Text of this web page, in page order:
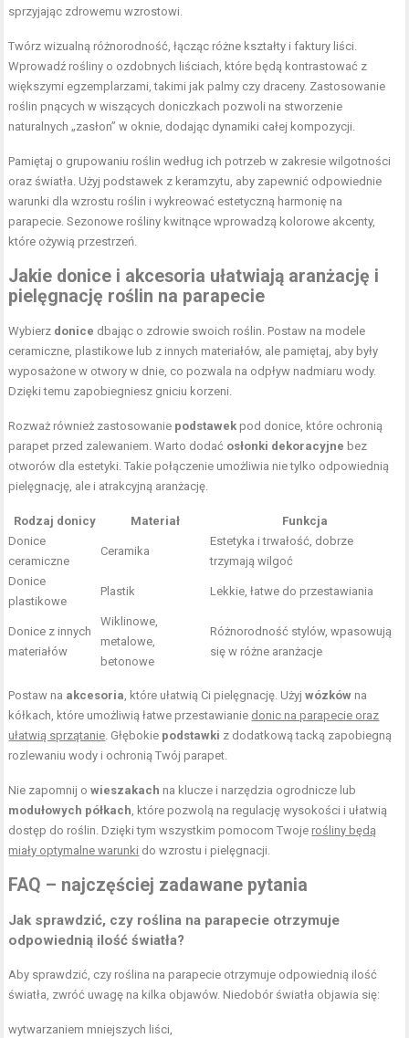
sprzyjając zdrowemu wzrostowi.
Twórz wizualną różnorodność, łącząc różne kształty i faktury liści.
Wprowadź rośliny o ozdobnych liściach, które będą kontrastować z
większymi egzemplarzami, takimi jak palmy czy draceny. Zastosowanie
roślin pnących w wiszących doniczkach pozwoli na stworzenie
naturalnych „zasłon” w oknie, dodając dynamiki całej kompozycji.
Pamiętaj o grupowaniu roślin według ich potrzeb w zakresie wilgotności
oraz światła. Użyj podstawek z keramzytu, aby zapewnić odpowiednie
warunki dla wzrostu roślin i wykreować estetyczną harmonię na
parapecie. Sezonowe rośliny kwitnące wprowadzą kolorowe akcenty,
które ożywią przestrzeń.
Jakie donice i akcesoria ułatwiają aranżację i
pielęgnację roślin na parapecie
Wybierz donice dbając o zdrowie swoich roślin. Postaw na modele
ceramiczne, plastikowe lub z innych materiałów, ale pamiętaj, aby były
wyposażone w otwory w dnie, co pozwala na odpływ nadmiaru wody.
Dzięki temu zapobiegniesz gniciu korzeni.
Rozważ również zastosowanie podstawek pod donice, które ochronią
parapet przed zalewaniem. Warto dodać osłonki dekoracyjne bez
otworów dla estetyki. Takie połączenie umożliwia nie tylko odpowiednią
pielęgnację, ale i atrakcyjną aranżację.
Rodzaj donicy Materiał
Funkcja
Donice
ceramiczne
Ceramika
Estetyka i trwałość, dobrze
trzymają wilgoć
Donice
plastikowe
Plastik Lekkie, łatwe do przestawiania
Donice z innych
materiałów
Wiklinowe,
metalowe,
betonowe
Różnorodność stylów, wpasowują
się w różne aranżacje
Postaw na akcesoria, które ułatwią Ci pielęgnację. Użyjwózków na
kółkach, które umożliwią łatwe przestawianie donic na parapecie oraz
ułatwią sprzątanie. Głębokie podstawki z dodatkową tacką zapobiegną
rozlewaniu wody i ochronią Twój parapet.
Nie zapomnij owieszakach na klucze i narzędzia ogrodnicze lub
modułowych półkach, które pozwolą na regulację wysokości i ułatwią
dostęp do roślin. Dzięki tym wszystkim pomocom Twoje rośliny będą
miały optymalne warunki do wzrostu i pielęgnacji.
FAQ – najczęściej zadawane pytania
Jak sprawdzić, czy roślina na parapecie otrzymuje
odpowiednią ilość światła?
Aby sprawdzić, czy roślina na parapecie otrzymuje odpowiednią ilość
światła, zwróć uwagę na kilka objawów. Niedobór światła objawia się:
wytwarzaniem mniejszych liści,